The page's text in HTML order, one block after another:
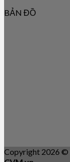
BẢN ĐỒ
Copyright 2026 ©